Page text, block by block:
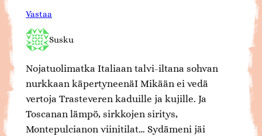
Vastaa
Susku
Nojatuolimatka Italiaan talvi-iltana sohvan
nurkkaan käpertyneenäI Mikään ei vedä
vertoja Trasteveren kaduille ja kujille. Ja
Toscanan lämpö, sirkkojen siritys,
Montepulcianon viinitilat… Sydämeni jäi